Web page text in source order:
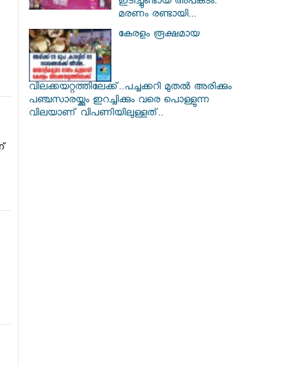
മരണം രണ്ടായി...
കേരളം രൂക്ഷമായ
വിലക്കയറ്റത്തിലേക്ക്..പച്ചക്കറി മുതൽ അരിക്കും
പഞ്ചസാരയ്ക്കും ഇറച്ചിക്കും വരെ പൊള്ളുന്ന
വിലയാണ് വിപണിയിലുള്ളത്..